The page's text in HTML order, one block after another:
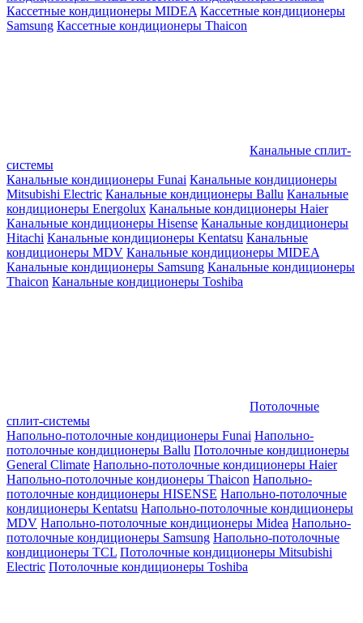
Кассетные кондиционеры MIDEA Кассетные кондиционеры
Samsung Кассетные кондиционеры Thaicon
Канальные сплит-
системы
Канальные кондиционеры Funai Канальные кондиционеры
Mitsubishi Electric Канальные кондиционеры Ballu Канальные
кондиционеры Energolux Канальные кондиционеры Haier
Канальные кондиционеры Hisense Канальные кондиционеры
Hitachi Канальные кондиционеры Kentatsu Канальные
кондиционеры MDV Канальные кондиционеры MIDEA
Канальные кондиционеры Samsung Канальные кондиционеры
Thaicon Канальные кондиционеры Toshiba
Потолочные
сплит-системы
Напольно-потолочные кондиционеры Funai Напольно-
потолочные кондиционеры Ballu Потолочные кондиционеры
General Climate Напольно-потолочные кондиционеры Haier
Напольно-потолочные кондионеры Thaicon Напольно-
потолочные кондиционеры HISENSE Напольно-потолочные
кондиционеры Kentatsu Напольно-потолочные кондиционеры
MDV Напольно-потолочные кондиционеры Midea Напольно-
потолочные кондиционеры Samsung Напольно-потолочные
кондиционеры TCL Потолочные кондиционеры Mitsubishi
Electric Потолочные кондиционеры Toshiba